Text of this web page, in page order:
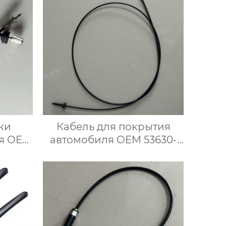
OEM
Кабель для покрытия
автомобиля OEM 53630-
автомобиля